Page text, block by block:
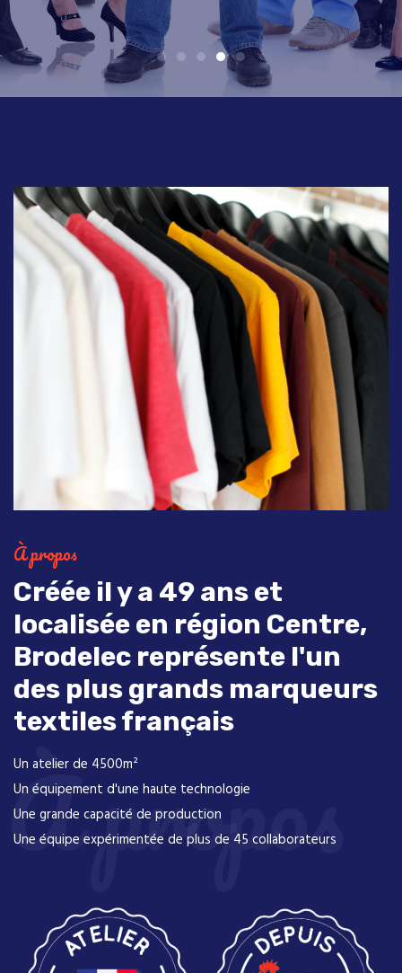
À propos
Créée il y a 49 ans et
localisée en région Centre,
Brodelec représente l'un
des plus grands marqueurs
textiles français
À propos
Un atelier de 4500m²
Un équipement d'une haute technologie
Une grande capacité de production
Une équipe expérimentée de plus de 45 collaborateurs